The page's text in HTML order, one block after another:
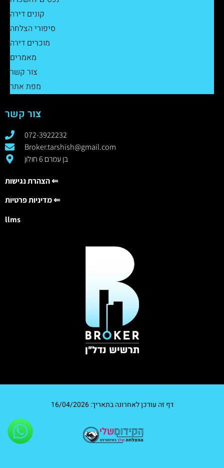
קונים דירה
סיפורי הצלחה
מוכרים דירה
מאמרים
צור קשר
מפת אתר
צור קשר
072-3922232
Broker.tarshish@gmail.com
בן עמרם 6 חולון
הצהרת נגישות ⇐
מדיניות פרטיות ⇐
llms
דף זה עודכן לאחרונה בתאריך: 16/04/2026